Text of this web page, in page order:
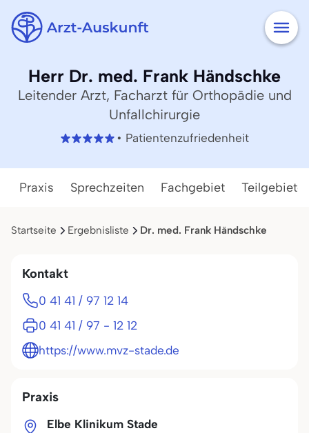
Herr Dr. med. Frank Händschke
Leitender Arzt, Facharzt für Orthopädie und
Unfallchirurgie
• Patientenzufriedenheit
Praxis Sprechzeiten Fachgebiet Teilgebiete
Startseite Ergebnisliste Dr. med. Frank Händschke
Praxis
Elbe Klinikum Stade
Kontakt
0 41 41 / 97 12 14
0 41 41 / 97 - 12 12
https://www.mvz-stade.de